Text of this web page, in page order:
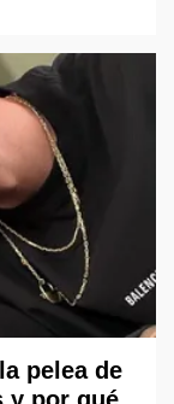
pelea de